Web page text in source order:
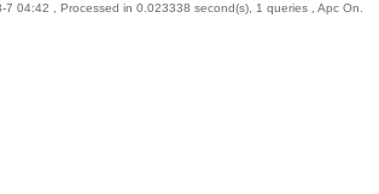
7 04:42 , Processed in 0.023338 second(s), 1 queries , Apc On.